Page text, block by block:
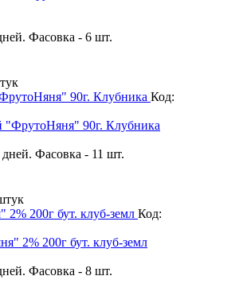
Фасовка - 6 шт.
90г. Клубника Код:
Фасовка - 11 шт.
200г бут. клуб-земл Код:
Фасовка - 8 шт.